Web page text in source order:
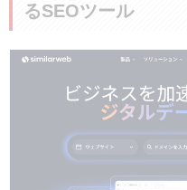
るSEOツール